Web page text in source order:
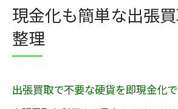
現金化も簡単な出張
整理
出張買取で不要な硬貨を即現金化